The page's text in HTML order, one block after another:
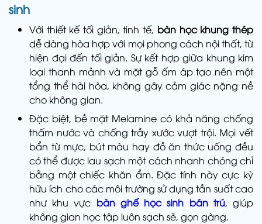
sinh
Với thiết kế tối giản, tinh tế, bàn học khung thép
dễ dàng hòa hợp với mọi phong cách nội thất, từ
hiện đại đến tối giản. Sự kết hợp giữa khung kim
loại thanh mảnh và mặt gỗ ấm áp tạo nên một
tổng thể hài hòa, không gây cảm giác nặng nề
cho không gian.
Đặc biệt, bề mặt Melamine có khả năng chống
thấm nước và chống trầy xước vượt trội. Mọi vết
bẩn từ mực, bút màu hay đồ ăn thức uống đều
có thể được lau sạch một cách nhanh chóng chỉ
bằng một chiếc khăn ẩm. Đặc tính này cực kỳ
hữu ích cho các môi trường sử dụng tần suất cao
như khu vực bàn ghế học sinh bán trú, giúp
không gian học tập luôn sạch sẽ, gọn gàng.